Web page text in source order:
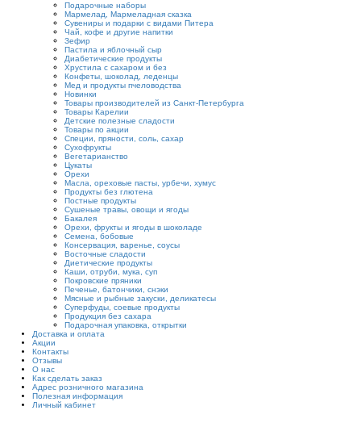
Подарочные наборы
Мармелад, Мармеладная сказка
Сувениры и подарки с видами Питера
Чай, кофе и другие напитки
Зефир
Пастила и яблочный сыр
Диабетические продукты
Хрустила с сахаром и без
Конфеты, шоколад, леденцы
Мед и продукты пчеловодства
Новинки
Товары производителей из Санкт-Петербурга
Товары Карелии
Детские полезные сладости
Товары по акции
Специи, пряности, соль, сахар
Сухофрукты
Вегетарианство
Цукаты
Орехи
Масла, ореховые пасты, урбечи, хумус
Продукты без глютена
Постные продукты
Сушеные травы, овощи и ягоды
Бакалея
Орехи, фрукты и ягоды в шоколаде
Семена, бобовые
Консервация, варенье, соусы
Восточные сладости
Диетические продукты
Каши, отруби, мука, суп
Покровские пряники
Печенье, батончики, снэки
Мясные и рыбные закуски, деликатесы
Суперфуды, соевые продукты
Продукция без сахара
Подарочная упаковка, открытки
Доставка и оплата
Акции
Контакты
Отзывы
О нас
Как сделать заказ
Адрес розничного магазина
Полезная информация
Личный кабинет